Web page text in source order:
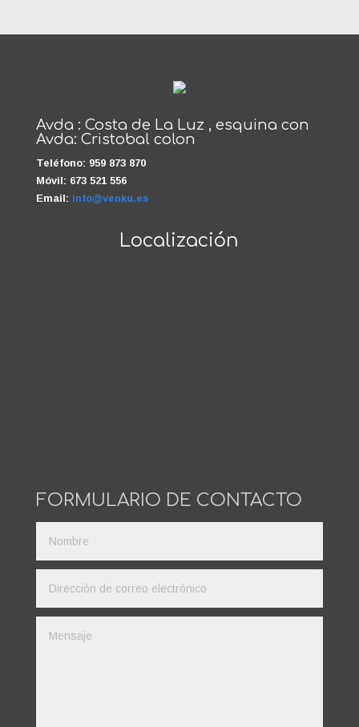
Avda : Costa de La Luz , esquina con
Avda: Cristobal colon
Teléfono: 959 873 870
Móvil: 673 521 556
Email: info@venku.es
Localización
FORMULARIO DE CONTACTO